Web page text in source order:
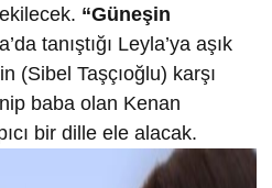
“Güneşin
tanıştığı Leyla’ya aşık
(Sibel Taşçıoğlu) karşı
baba olan Kenan
bir dille ele alacak.